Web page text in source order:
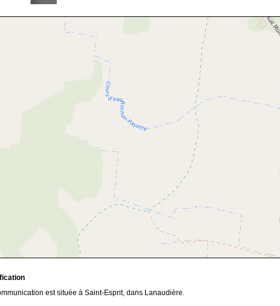
est située à Saint-Esprit, dans Lanaudière.